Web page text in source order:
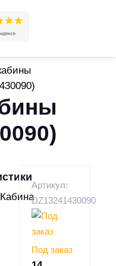
Кабина
Артикул:
DZ13241430090
Под заказ